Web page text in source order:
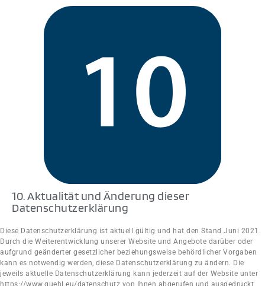
10. Aktualität und Änderung dieser
Datenschutzerklärung
Diese Datenschutzerklärung ist aktuell gültig und hat den Stand Juni 2021.
Durch die Weiterentwicklung unserer Website und Angebote darüber oder
aufgrund geänderter gesetzlicher beziehungsweise behördlicher Vorgaben
kann es notwendig werden, diese Datenschutzerklärung zu ändern. Die
jeweils aktuelle Datenschutzerklärung kann jederzeit auf der Website unter
https://www.quehl.eu/datenschutz von Ihnen abgerufen und ausgedruckt